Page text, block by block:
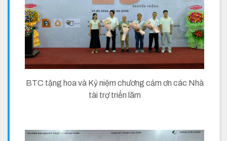
BTC tặng hoa và Kỷ niệm chương cảm ơn các Nhà
tài trợ triển lãm